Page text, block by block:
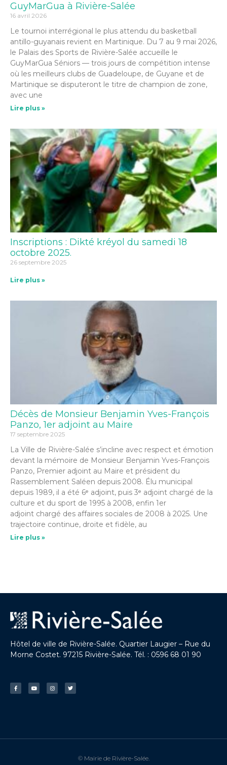
GuyMarGua à Rivière-Salée
16 avril 2026
Le tournoi interrégional le plus attendu du basketball
antillo-guyanais revient en Martinique. Du 7 au 9 mai 2026,
le Palais des Sports de Rivière-Salée accueille le
GuyMarGua Séniors — trois jours de compétition intense
où les meilleurs clubs de Guadeloupe, de Guyane et de
Martinique se disputeront le titre de champion de zone,
avec une
Lire plus »
Inscriptions : Dikté kréyol du samedi 18
octobre 2025.
26 septembre 2025
Lire plus »
Décès de Monsieur Benjamin Yves-François
Panzo, 1er adjoint au Maire
17 septembre 2025
La Ville de Rivière-Salée s’incline avec respect et émotion
devant la mémoire de Monsieur Benjamin Yves-François
Panzo, Premier adjoint au Maire et président du
Rassemblement Saléen depuis 2008. Élu municipal
depuis 1989, il a été 6ᵉ adjoint, puis 3ᵉ adjoint chargé de la
culture et du sport de 1995 à 2008, enfin 1er
adjoint chargé des affaires sociales de 2008 à 2025. Une
trajectoire continue, droite et fidèle, au
Lire plus »
Hôtel de ville de Rivière-Salée. Quartier Laugier – Rue du
Morne Costet. 97215 Rivière-Salée. Tél. : 0596 68 01 90
© Mairie de Rivière-Salée.